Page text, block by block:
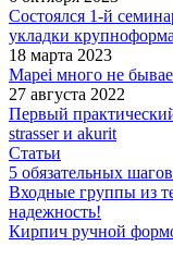
Состоялся 1-й
укладки
18 марта 2023
Mapei много не
27 августа 2022
Первый
strasser и akurit
Статьи
5 обязательных
Входные группы из
надежность!
Кирпич ручной